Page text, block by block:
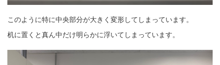
このように特に中央部分が大きく変形してしまっています。
机に置くと真ん中だけ明らかに浮いてしまっています。